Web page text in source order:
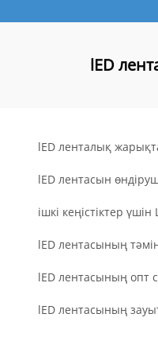
lED
lED ленталық
lED лентасын
ішкі кеңістіктер
lED лентасының
lED лентасының опт
lED лентасының